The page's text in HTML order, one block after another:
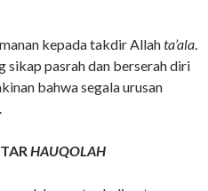
kepada takdir Allahta’ala.
sikap pasrah dan berserah diri
bahwa segala urusan
HAUQOLAH